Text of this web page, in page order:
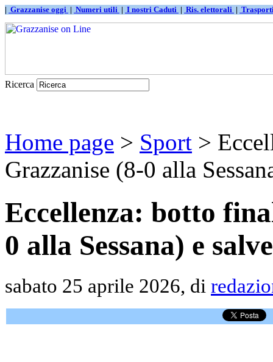
| Grazzanise oggi | Numeri utili | I nostri Caduti | Ris. elettorali |
Ricerca
Home page > Sport >
Grazzanise (8-0 alla
Eccellenza: botto
0 alla Sessana) e
sabato 25 aprile 2026, di